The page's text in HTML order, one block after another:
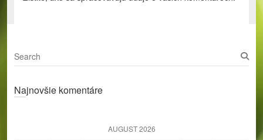
S
e
rNajnovšie komentáre
AUGUST 2026